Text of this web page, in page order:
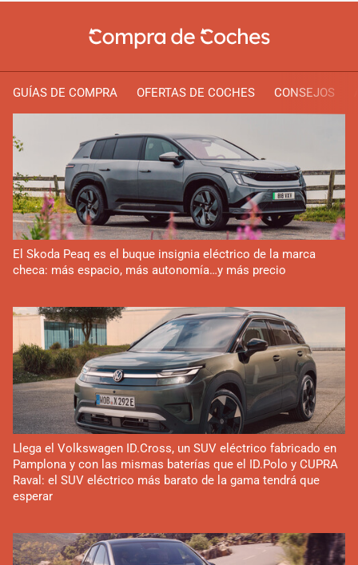
GUÍAS DE COMPRA OFERTAS DE COCHES CONSEJOS
El Skoda Peaq es el buque insignia eléctrico de la marca
checa: más espacio, más autonomía…y más precio
Llega el Volkswagen ID.Cross, un SUV eléctrico fabricado en
Pamplona y con las mismas baterías que el ID.Polo y CUPRA
Raval: el SUV eléctrico más barato de la gama tendrá que
esperar